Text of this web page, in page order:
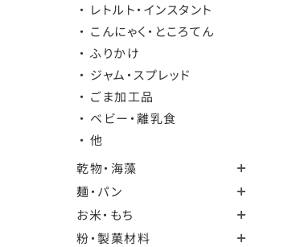
・ レトルト・インスタント
・ こんにゃく・ところてん
・ ふりかけ
・ ジャム・スプレッド
・ ごま加工品
・ ベビー・離乳食
・ 他
乾物・海藻
麺・パン
お米・もち
粉・製菓材料